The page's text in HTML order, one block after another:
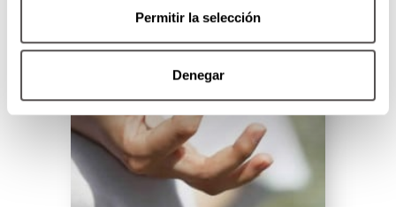
Permitir la selección
Denegar